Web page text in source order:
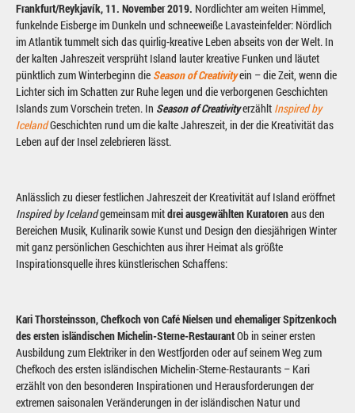
Frankfurt/Reykjavík, 11. November 2019. Nordlichter am weiten Himmel,
funkelnde Eisberge im Dunkeln und schneeweiße Lavasteinfelder: Nördlich
im Atlantik tummelt sich das quirlig-kreative Leben abseits von der Welt. In
der kalten Jahreszeit versprüht Island lauter kreative Funken und läutet
pünktlich zum Winterbeginn die Season of Creativityein – die Zeit, wenn die
Lichter sich im Schatten zur Ruhe legen und die verborgenen Geschichten
Islands zum Vorschein treten. In Season of Creativityerzählt Inspired by
IcelandGeschichten rund um die kalte Jahreszeit, in der die Kreativität das
Leben auf der Insel zelebrieren lässt.
Anlässlich zu dieser festlichen Jahreszeit der Kreativität auf Island eröffnet
Inspired by Icelandgemeinsam mitdrei ausgewählten Kuratorenaus den
Bereichen Musik, Kulinarik sowie Kunst und Design den diesjährigen Winter
mit ganz persönlichen Geschichten aus ihrer Heimat als größte
Inspirationsquelle ihres künstlerischen Schaffens:
Kari Thorsteinsson, Chefkoch von Café Nielsen und ehemaliger Spitzenkoch
des ersten isländischen Michelin-Sterne-RestaurantOb in seiner ersten
Ausbildung zum Elektriker in den Westfjorden oder auf seinem Weg zum
Chefkoch des ersten isländischen Michelin-Sterne-Restaurants – Kari
erzählt von den besonderen Inspirationen und Herausforderungen der
extremen saisonalen Veränderungen in der isländischen Natur und